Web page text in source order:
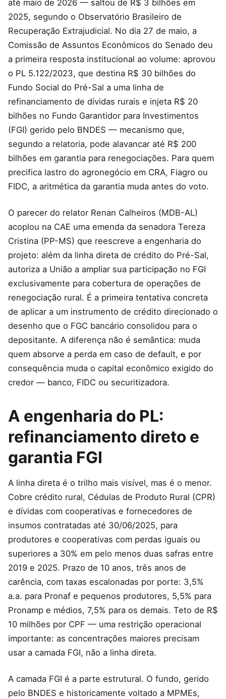
até maio de 2026 — saltou de R$ 3 bilhões em
2025, segundo o Observatório Brasileiro de
Recuperação Extrajudicial. No dia 27 de maio, a
Comissão de Assuntos Econômicos do Senado deu
a primeira resposta institucional ao volume: aprovou
o PL 5.122/2023, que destina R$ 30 bilhões do
Fundo Social do Pré-Sal a uma linha de
refinanciamento de dívidas rurais e injeta R$ 20
bilhões no Fundo Garantidor para Investimentos
(FGI) gerido pelo BNDES — mecanismo que,
segundo a relatoria, pode alavancar até R$ 200
bilhões em garantia para renegociações. Para quem
precifica lastro do agronegócio em CRA, Fiagro ou
FIDC, a aritmética da garantia muda antes do voto.
O parecer do relator Renan Calheiros (MDB-AL)
acoplou na CAE uma emenda da senadora Tereza
Cristina (PP-MS) que reescreve a engenharia do
projeto: além da linha direta de crédito do Pré-Sal,
autoriza a União a ampliar sua participação no FGI
exclusivamente para cobertura de operações de
renegociação rural. É a primeira tentativa concreta
de aplicar a um instrumento de crédito direcionado o
desenho que o FGC bancário consolidou para o
depositante. A diferença não é semântica: muda
quem absorve a perda em caso de default, e por
consequência muda o capital econômico exigido do
credor — banco, FIDC ou securitizadora.
A engenharia do PL:
refinanciamento direto e
garantia FGI
A linha direta é o trilho mais visível, mas é o menor.
Cobre crédito rural, Cédulas de Produto Rural (CPR)
e dívidas com cooperativas e fornecedores de
insumos contratadas até 30/06/2025, para
produtores e cooperativas com perdas iguais ou
superiores a 30% em pelo menos duas safras entre
2019 e 2025. Prazo de 10 anos, três anos de
carência, com taxas escalonadas por porte: 3,5%
a.a. para Pronaf e pequenos produtores, 5,5% para
Pronamp e médios, 7,5% para os demais. Teto de R$
10 milhões por CPF — uma restrição operacional
importante: as concentrações maiores precisam
usar a camada FGI, não a linha direta.
A camada FGI é a parte estrutural. O fundo, gerido
pelo BNDES e historicamente voltado a MPMEs,